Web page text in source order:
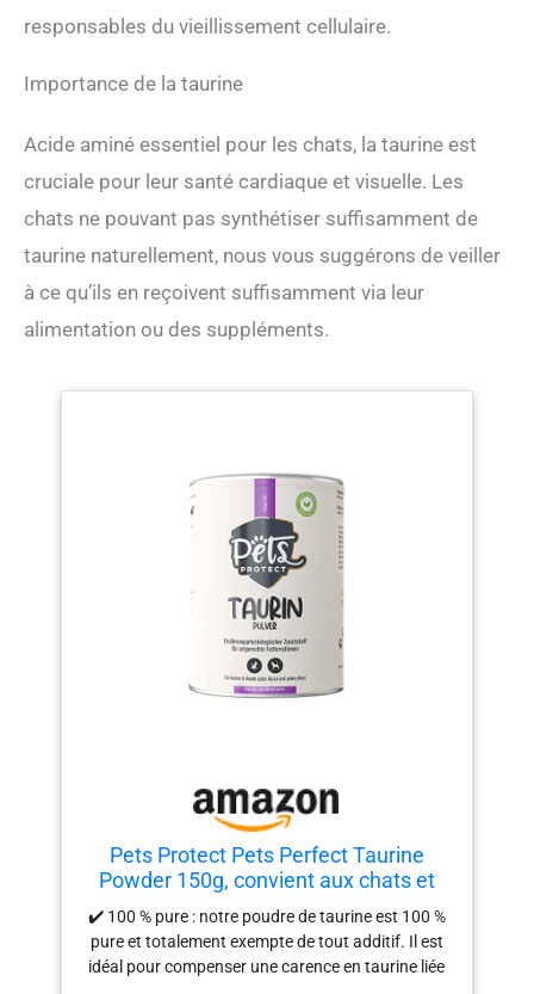
responsables du vieillissement cellulaire.
Importance de la taurine
Acide aminé essentiel pour les chats, la taurine est
cruciale pour leur santé cardiaque et visuelle. Les
chats ne pouvant pas synthétiser suffisamment de
taurine naturellement, nous vous suggérons de veiller
à ce qu’ils en reçoivent suffisamment via leur
alimentation ou des suppléments.
Pets Protect Pets Perfect Taurine
Powder 150g, convient aux chats et
aux chiens de tous âges, soutient la
fonction oculaire normale, favorise la
vitalité et la fonction cardiovasculaire
normale
✔️ 100 % pure : notre poudre de taurine est 100 %
pure et totalement exempte de tout additif. Il est
idéal pour compenser une carence en taurine liée